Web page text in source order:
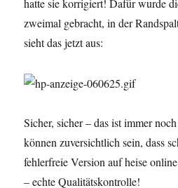
hatte sie korrigiert! Dafür wurde
zweimal gebracht, in der
sieht das jetzt aus:
Sicher, sicher – das ist immer
können zuversichtlich sein, dass
fehlerfreie Version auf heise
– echte Qualitätskontrolle!